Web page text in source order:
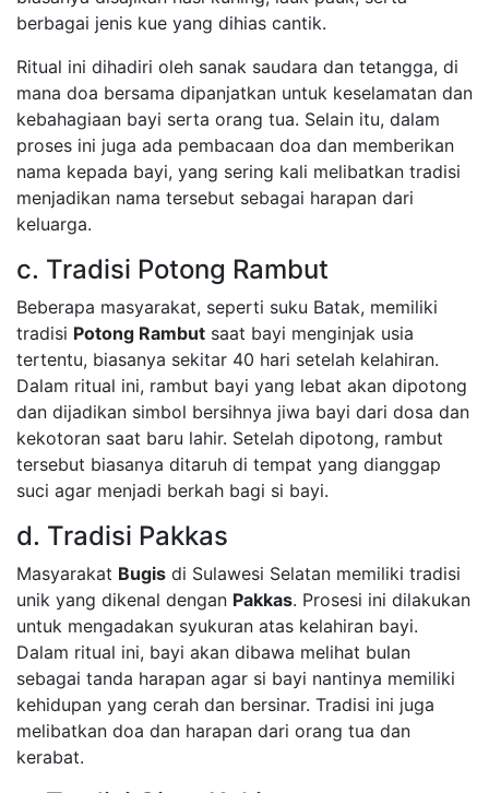
berbagai jenis kue yang dihias cantik.
Ritual ini dihadiri oleh sanak saudara dan tetangga, di
mana doa bersama dipanjatkan untuk keselamatan dan
kebahagiaan bayi serta orang tua. Selain itu, dalam
proses ini juga ada pembacaan doa dan memberikan
nama kepada bayi, yang sering kali melibatkan tradisi
menjadikan nama tersebut sebagai harapan dari
keluarga.
c. Tradisi Potong Rambut
Beberapa masyarakat, seperti suku Batak, memiliki
tradisi Potong Rambut saat bayi menginjak usia
tertentu, biasanya sekitar 40 hari setelah kelahiran.
Dalam ritual ini, rambut bayi yang lebat akan dipotong
dan dijadikan simbol bersihnya jiwa bayi dari dosa dan
kekotoran saat baru lahir. Setelah dipotong, rambut
tersebut biasanya ditaruh di tempat yang dianggap
suci agar menjadi berkah bagi si bayi.
d. Tradisi Pakkas
Masyarakat Bugis di Sulawesi Selatan memiliki tradisi
unik yang dikenal dengan Pakkas. Prosesi ini dilakukan
untuk mengadakan syukuran atas kelahiran bayi.
Dalam ritual ini, bayi akan dibawa melihat bulan
sebagai tanda harapan agar si bayi nantinya memiliki
kehidupan yang cerah dan bersinar. Tradisi ini juga
melibatkan doa dan harapan dari orang tua dan
kerabat.